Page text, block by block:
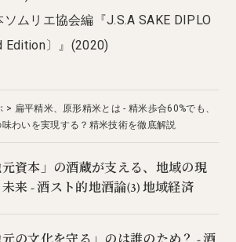
ムリエ協会編『J.S.A SAKE DIPLO
Edition〕』(2020)
扁平精米、原形精米とは - 精米歩合60%でも、
味わいを実現する？精米技術を徹底解説
元資本」の酒蔵が支える、地域の現
来 - 酒スト的地酒論(3) 地域経済